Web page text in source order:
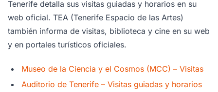
Tenerife detalla sus visitas guiadas y horarios en su
web oficial. TEA (Tenerife Espacio de las Artes)
también informa de visitas, biblioteca y cine en su web
y en portales turísticos oficiales.
Museo de la Ciencia y el Cosmos (MCC) – Visitas
Auditorio de Tenerife – Visitas guiadas y horarios